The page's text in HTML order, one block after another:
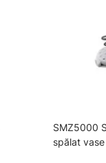
SMZ5000
spălat vase